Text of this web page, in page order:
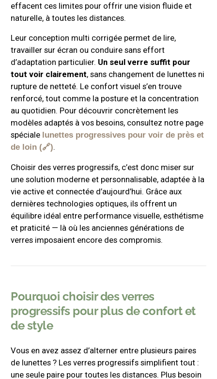
effacent ces limites pour offrir une vision fluide et
naturelle, à toutes les distances.
Leur conception multi corrigée permet de lire,
travailler sur écran ou conduire sans effort
d’adaptation particulier. Un seul verre suffit pour
tout voir clairement, sans changement de lunettes ni
rupture de netteté. Le confort visuel s’en trouve
renforcé, tout comme la posture et la concentration
au quotidien. Pour découvrir concrètement les
modèles adaptés à vos besoins, consultez notre page
spéciale lunettes progressives pour voir de près et
de loin
.
Choisir des verres progressifs, c’est donc miser sur
une solution moderne et personnalisable, adaptée à la
vie active et connectée d’aujourd’hui. Grâce aux
dernières technologies optiques, ils offrent un
équilibre idéal entre performance visuelle, esthétisme
et praticité — là où les anciennes générations de
verres imposaient encore des compromis.
Pourquoi choisir des verres
progressifs pour plus de confort et
de style
Vous en avez assez d’alterner entre plusieurs paires
de lunettes ? Les verres progressifs simplifient tout :
une seule paire pour toutes les distances. Plus besoin